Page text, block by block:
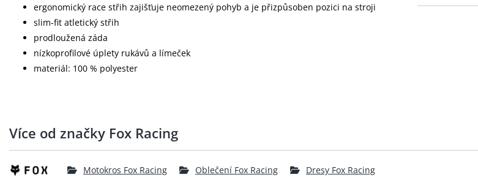
ergonomický race střih zajišťuje neomezený pohyb a je přizpůsoben pozici na stroji
slim-fit atletický střih
prodloužená záda
nízkoprofilové úplety rukávů a límeček
materiál: 100 % polyester
Více od značky Fox Racing
Motokros Fox Racing Oblečení Fox Racing Dresy Fox Racing